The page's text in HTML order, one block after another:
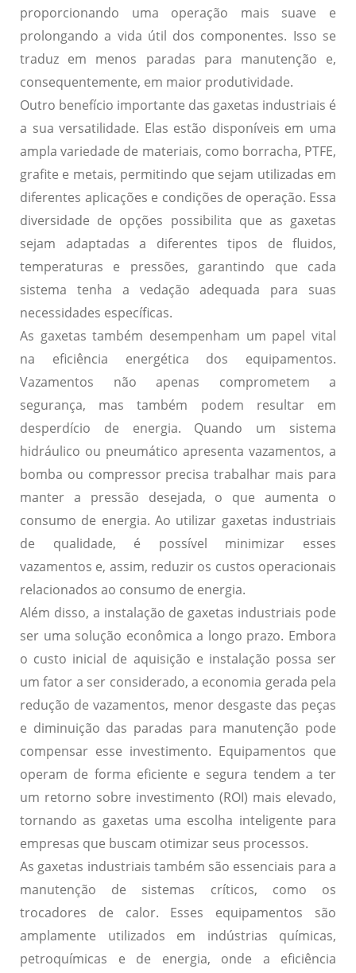
proporcionando uma operação mais suave e
prolongando a vida útil dos componentes. Isso se
traduz em menos paradas para manutenção e,
consequentemente, em maior produtividade.
Outro benefício importante das gaxetas industriais é
a sua versatilidade. Elas estão disponíveis em uma
ampla variedade de materiais, como borracha, PTFE,
grafite e metais, permitindo que sejam utilizadas em
diferentes aplicações e condições de operação. Essa
diversidade de opções possibilita que as gaxetas
sejam adaptadas a diferentes tipos de fluidos,
temperaturas e pressões, garantindo que cada
sistema tenha a vedação adequada para suas
necessidades específicas.
As gaxetas também desempenham um papel vital
na eficiência energética dos equipamentos.
Vazamentos não apenas comprometem a
segurança, mas também podem resultar em
desperdício de energia. Quando um sistema
hidráulico ou pneumático apresenta vazamentos, a
bomba ou compressor precisa trabalhar mais para
manter a pressão desejada, o que aumenta o
consumo de energia. Ao utilizar gaxetas industriais
de qualidade, é possível minimizar esses
vazamentos e, assim, reduzir os custos operacionais
relacionados ao consumo de energia.
Além disso, a instalação de gaxetas industriais pode
ser uma solução econômica a longo prazo. Embora
o custo inicial de aquisição e instalação possa ser
um fator a ser considerado, a economia gerada pela
redução de vazamentos, menor desgaste das peças
e diminuição das paradas para manutenção pode
compensar esse investimento. Equipamentos que
operam de forma eficiente e segura tendem a ter
um retorno sobre investimento (ROI) mais elevado,
tornando as gaxetas uma escolha inteligente para
empresas que buscam otimizar seus processos.
As gaxetas industriais também são essenciais para a
manutenção de sistemas críticos, como os
trocadores de calor. Esses equipamentos são
amplamente utilizados em indústrias químicas,
petroquímicas e de energia, onde a eficiência